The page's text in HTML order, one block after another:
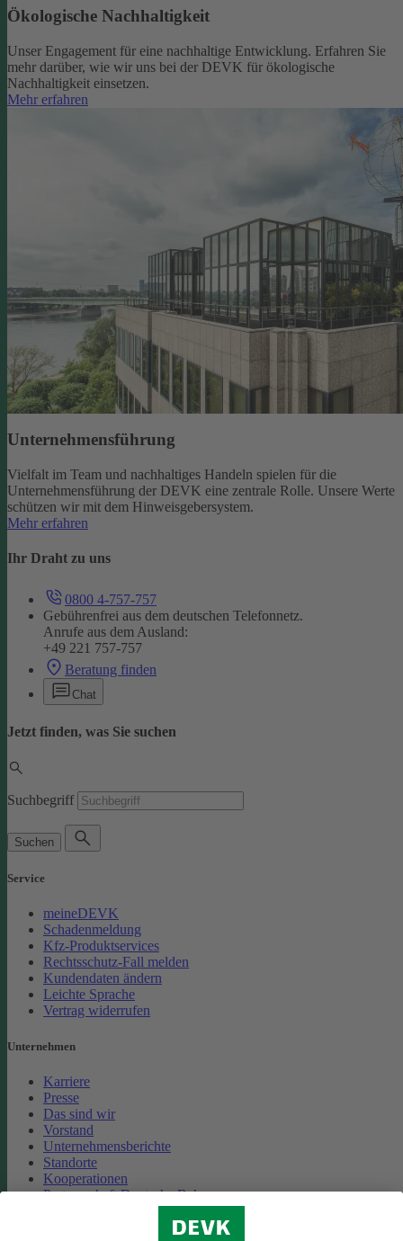
Ökologische Nachhaltigkeit
Unser Engagement für eine nachhaltige Entwicklung. Erfahren Sie
mehr darüber, wie wir uns bei der DEVK für ökologische
Nachhaltigkeit einsetzen.
Mehr erfahren
Unternehmensführung
Vielfalt im Team und nachhaltiges Handeln spielen für die
Unternehmensführung der DEVK eine zentrale Rolle. Unsere Werte
schützen wir mit dem Hinweisgebersystem.
Mehr erfahren
Ihr Draht zu uns
0800 4-757-757
Gebührenfrei aus dem deutschen Telefonnetz.
Anrufe aus dem Ausland:
+49 221 757-757
Beratung finden
Chat
Jetzt finden, was Sie suchen
Suchbegriff
Suchen
Service
meineDEVK
Schadenmeldung
Kfz-Produktservices
Rechtsschutz-Fall melden
Kundendaten ändern
Leichte Sprache
Vertrag widerrufen
Unternehmen
Karriere
Presse
Das sind wir
Vorstand
Unternehmensberichte
Standorte
Kooperationen
Partnerschaft Deutsche Bahn